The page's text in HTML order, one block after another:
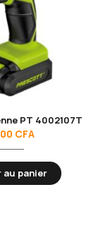
PT 4002107T
CFA
panier